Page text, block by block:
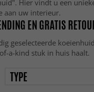
Hier vindt u een
aan uw interieur.
EN GRATIS
geselecteerde
a-kind stuk in huis haalt.
TYPE